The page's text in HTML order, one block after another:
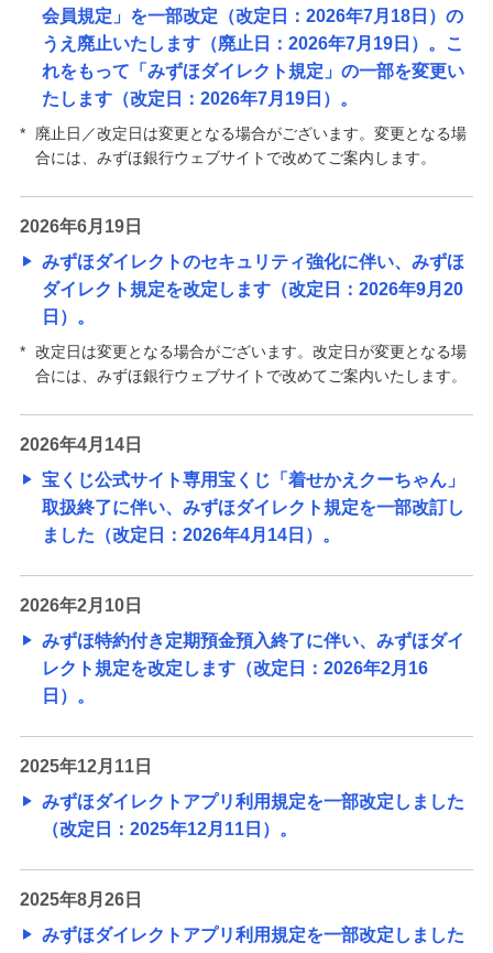
会）サービスは終了いたしました。今後はイ
ンターネットバンキング（みずほダイレク
ト）をご利用ください。
サービス連携
【重要】みずほダイレクトでの振込・ペイジーのご
利用には、ご利用カード（アプリ版）またはワンタ
イムパスワードが必要です。
【重要】みずほダイレクトでの振込・ペイジーのご
利用には、ご利用カード（アプリ版）またはワンタ
イムパスワードが必要です。
定期的なお客さま情報等ご確認のお願い
みずほダイレクトセキュリティ強化に伴う仕様変更
について
みずほダイレクトの基本操作/変更手続き
みずほプレミアムクラブ
貯める・増やす
会員規定」を一部改定（改定日：2026年7月18日）の
うえ廃止いたします（廃止日：2026年7月19日）。こ
れをもって「みずほダイレクト規定」の一部を変更い
たします（改定日：2026年7月19日）。
*
廃止日／改定日は変更となる場合がございます。変更となる場
合には、みずほ銀行ウェブサイトで改めてご案内します。
2026年6月19日
みずほダイレクトのセキュリティ強化に伴い、みずほ
ダイレクト規定を改定します（改定日：2026年9月20
日）。
* 改定日は変更となる場合がございます。改定日が変更となる場
合には、みずほ銀行ウェブサイトで改めてご案内いたします。
2026年4月14日
宝くじ公式サイト専用宝くじ「着せかえクーちゃん」
取扱終了に伴い、みずほダイレクト規定を一部改訂し
ました（改定日：2026年4月14日）。
2026年2月10日
みずほ特約付き定期預金預入終了に伴い、みずほダイ
レクト規定を改定します（改定日：2026年2月16
日）。
2025年12月11日
みずほダイレクトアプリ利用規定を一部改定しました
（改定日：2025年12月11日）。
2025年8月26日
みずほダイレクトアプリ利用規定を一部改定しました